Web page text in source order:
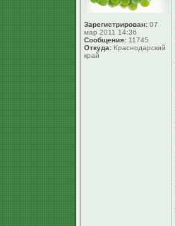
Зарегистрирован: 07
мар 2011 14:36
Сообщения: 11745
Откуда: Краснодарский
край